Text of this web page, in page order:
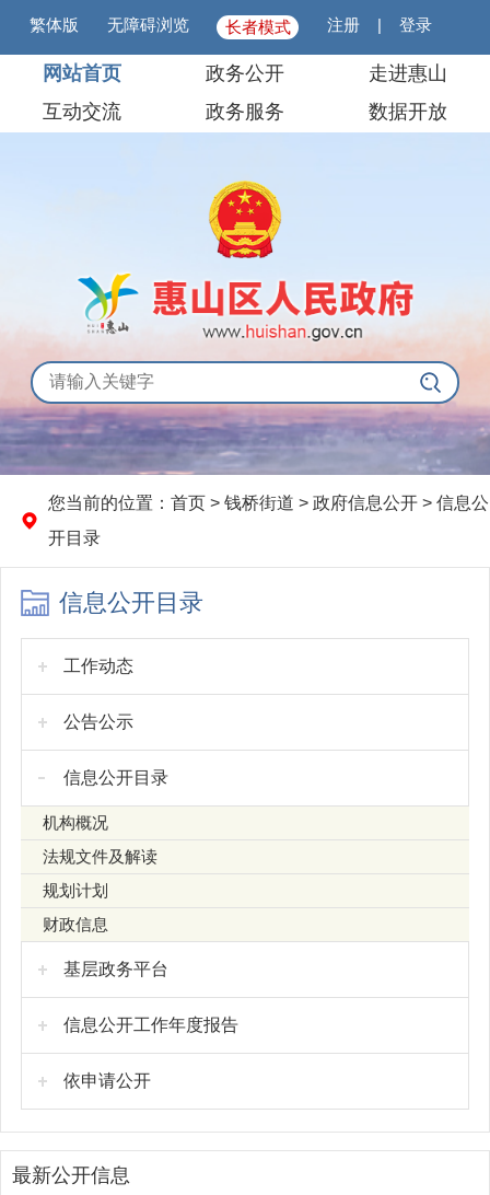
繁体版 无障碍浏览 长者模式 注册 |登录
网站首页 政务公开
走进惠山
互动交流
政务服务 数据开放
您当前的位置： 首页 > 钱桥街道 > 政府信息公开 > 信息公
开目录
信息公开目录
工作动态
公告公示
信息公开目录
机构概况
法规文件及解读
规划计划
财政信息
基层政务平台
信息公开工作年度报告
依申请公开
最新公开信息